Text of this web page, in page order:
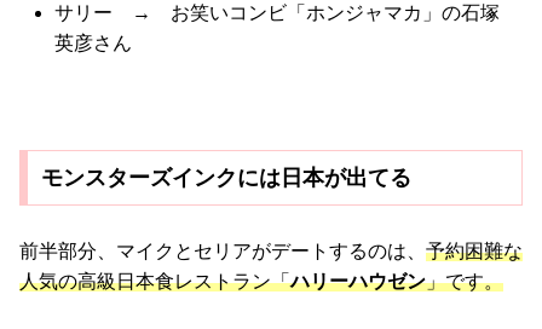
サリー → お笑いコンビ「ホンジャマカ」の石塚
英彦さん
モンスターズインクには日本が出てる
前半部分、マイクとセリアがデートするのは、 予約困難な
人気の高級日本食レストラン「ハリーハウゼン」です。